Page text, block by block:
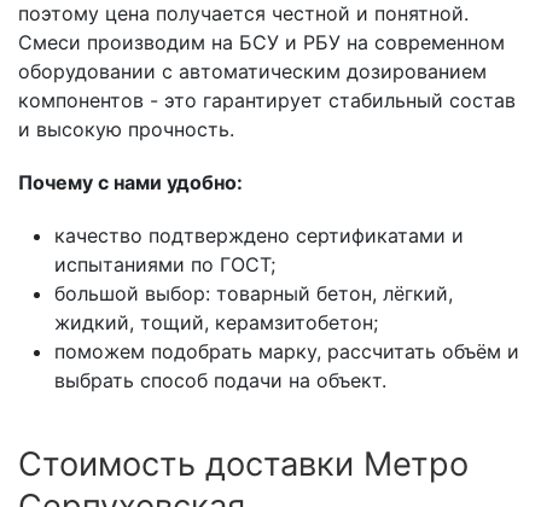
поэтому цена получается честной и понятной.
Смеси производим на БСУ и РБУ на современном
оборудовании с автоматическим дозированием
компонентов - это гарантирует стабильный состав
и высокую прочность.
Почему с нами удобно:
качество подтверждено сертификатами и
испытаниями по ГОСТ;
большой выбор: товарный бетон, лёгкий,
жидкий, тощий, керамзитобетон;
поможем подобрать марку, рассчитать объём и
выбрать способ подачи на объект.
Стоимость доставки Метро